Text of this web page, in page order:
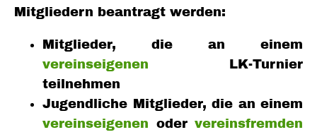
Mitgliedern beantragt werden:
Mitglieder, die an einem
vereinseigenen LK-Turnier
teilnehmen
Jugendliche Mitglieder, die an einem
vereinseigenen oder vereinsfremden